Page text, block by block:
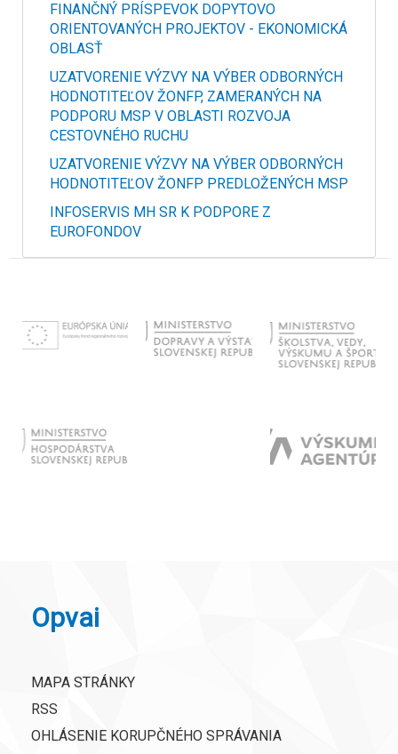
FINANČNÝ PRÍSPEVOK DOPYTOVO
ORIENTOVANÝCH PROJEKTOV - EKONOMICKÁ
OBLASŤ
UZATVORENIE VÝZVY NA VÝBER ODBORNÝCH
HODNOTITEĽOV ŽONFP, ZAMERANÝCH NA
PODPORU MSP V OBLASTI ROZVOJA
CESTOVNÉHO RUCHU
UZATVORENIE VÝZVY NA VÝBER ODBORNÝCH
HODNOTITEĽOV ŽONFP PREDLOŽENÝCH MSP
INFOSERVIS MH SR K PODPORE Z
EUROFONDOV
Opvai
MAPA STRÁNKY
RSS
OHLÁSENIE KORUPČNÉHO SPRÁVANIA